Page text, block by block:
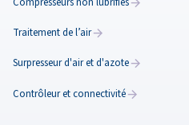
des
comment